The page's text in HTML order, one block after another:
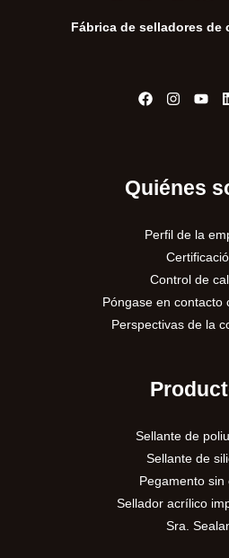
Fábrica de selladores de
Quiénes
Perfil de la
Control de
Póngase en contacto
Perspectivas de la
Sellante de
Sellante de
Pegamento sin
Sellador acrílico
Sra.